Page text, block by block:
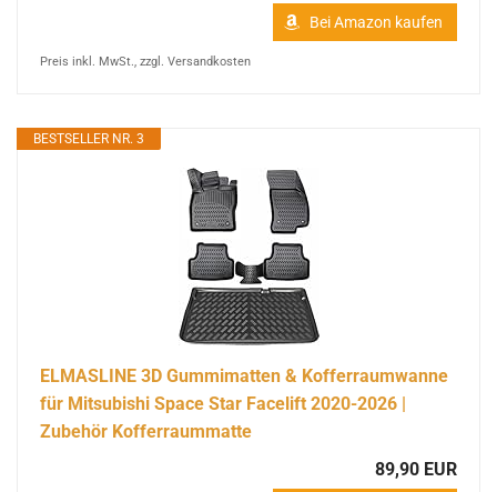
Bei Amazon kaufen
Preis inkl. MwSt., zzgl. Versandkosten
BESTSELLER NR. 3
ELMASLINE 3D Gummimatten & Kofferraumwanne
für Mitsubishi Space Star Facelift 2020-2026 |
Zubehör Kofferraummatte
89,90 EUR